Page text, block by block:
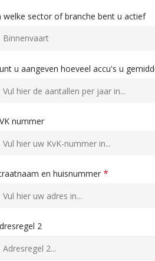
welke sector of branche bent u actief
u aangeven hoeveel accu's u
nummer
en huisnummer *
2